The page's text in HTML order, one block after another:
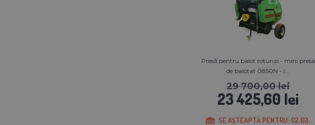
Presă pentru balot rotunzi - mini presa
de balotat 0850N - î...
29 700,00 lei
23 425,60 lei
SE AȘTEAPTĂ PENTRU: 02.03.